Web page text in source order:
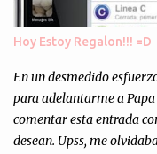
Hoy Estoy Regalon!!! =D
En un desmedido
para adelantarme a Papa
comentar esta entrada
desean. Upss, me